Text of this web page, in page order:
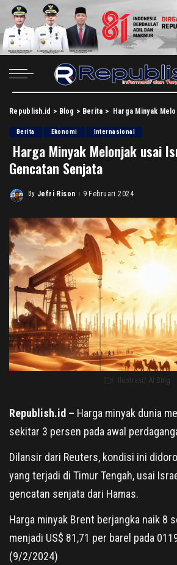
Republish.id > Blog > Berita > Harga Minyak Melonjak
Berita Ekonomi Internasional
Harga Minyak Melonjak usai
Gencatan Senjata
Posted
By Jefri Rison 9 Februari 2024
Ilustrasi/ AI Bing
Republish.id – Harga minyak dunia
sekitar 3 persen pada awal
Dilansir dari Reuters, kondisi ini
yang terjadi di Timur Tengah, usai
gencatan senjata dari Hamas.
Harga minyak Brent berjangka naik 8
menjadi US$ 81,71 per barel pada
(9/2/2024)